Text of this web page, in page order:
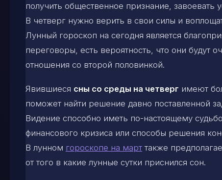
получить общественное признание, завоевать
В четверг нужно верить в свои силы и
Лунный гороскоп на сегодня является
переговоры, есть вероятность, что они будут
отношения со второй половинкой.
Явившиеся сны со среды на четверг имеют
поможет найти решение давно поставленной
Видение способно иметь по-настоящему
финансового кризиса или способы решения
В лунном гороскопе на март также
от того в какие лунные сутки приснился сон.